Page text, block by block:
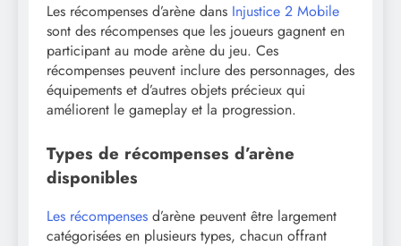
Les récompenses d’arène dans Injustice 2 Mobile
sont des récompenses que les joueurs gagnent en
participant au mode arène du jeu. Ces
récompenses peuvent inclure des personnages, des
équipements et d’autres objets précieux qui
améliorent le gameplay et la progression.
Types de récompenses d’arène
disponibles
Les récompenses d’arène peuvent être largement
catégorisées en plusieurs types, chacun offrant